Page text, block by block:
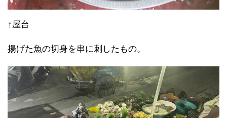
↑屋台
揚げた魚の切身を串に刺したもの。